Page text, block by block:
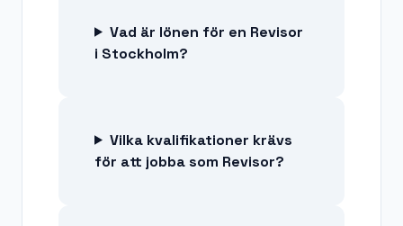
Vad är lönen för en Revisor
i Stockholm?
Vilka kvalifikationer krävs
för att jobba som Revisor?